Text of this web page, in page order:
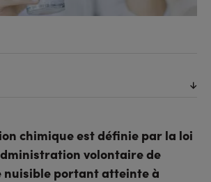
chimique est définie par la loi
volontaire de
nuisible portant atteinte à